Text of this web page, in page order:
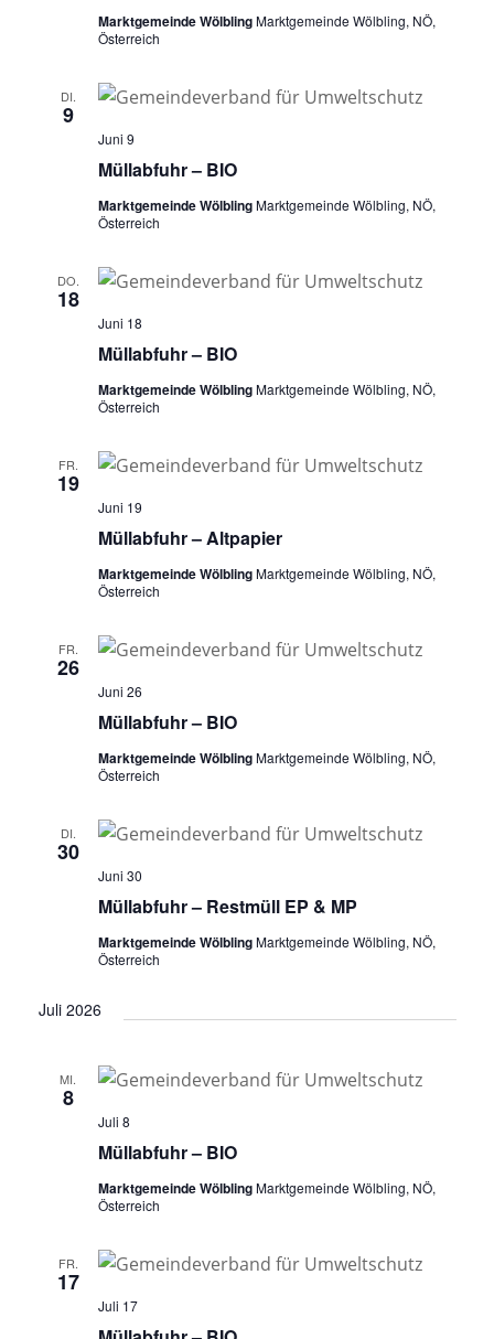
Marktgemeinde WölblingMarktgemeinde Wölbling, NÖ,
Österreich
DI.
9
Müllabfuhr – BIO
Juni 9
Marktgemeinde WölblingMarktgemeinde Wölbling, NÖ,
Österreich
DO.
18
Müllabfuhr – BIO
Juni 18
Marktgemeinde WölblingMarktgemeinde Wölbling, NÖ,
Österreich
FR.
19
Müllabfuhr – Altpapier
Juni 19
Marktgemeinde WölblingMarktgemeinde Wölbling, NÖ,
Österreich
FR.
26
Müllabfuhr – BIO
Juni 26
Marktgemeinde WölblingMarktgemeinde Wölbling, NÖ,
Österreich
DI.
30
Müllabfuhr – Restmüll EP & MP
Juni 30
Marktgemeinde WölblingMarktgemeinde Wölbling, NÖ,
Österreich
Juli 2026
MI.
8
Müllabfuhr – BIO
Juli 8
Marktgemeinde WölblingMarktgemeinde Wölbling, NÖ,
Österreich
FR.
17
Juli 17